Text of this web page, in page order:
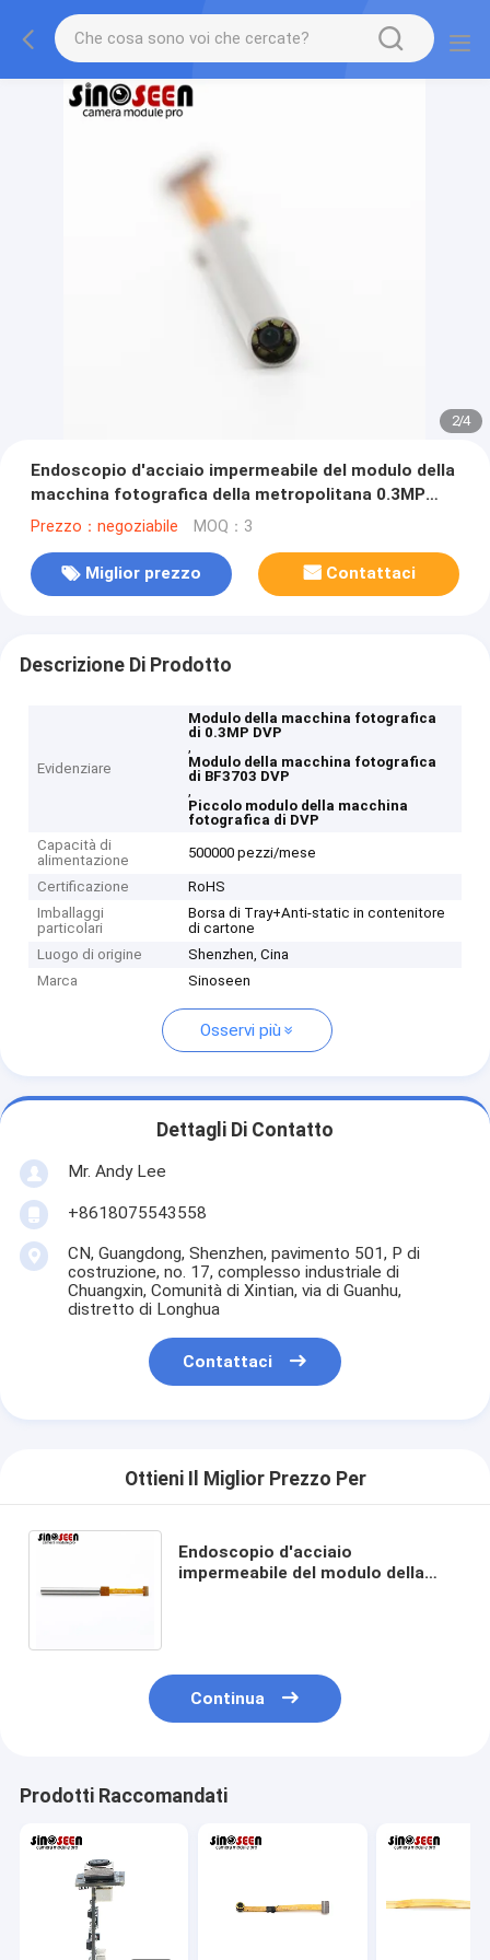
2/4
Endoscopio d'acciaio impermeabile del modulo della
macchina fotografica della metropolitana 0.3MP
DVP con 6 LED
Prezzo：negoziabile MOQ：3
Miglior prezzo Contattaci
Descrizione Di Prodotto
Evidenziare
Modulo della macchina fotografica
di 0.3MP DVP
,
Modulo della macchina fotografica
di BF3703 DVP
,
Piccolo modulo della macchina
fotografica di DVP
Capacità di
alimentazione
500000 pezzi/mese
Certificazione
RoHS
Imballaggi
particolari
Borsa di Tray+Anti-static in contenitore
di cartone
Luogo di origine
Shenzhen, Cina
Marca
Sinoseen
Osservi più
Dettagli Di Contatto
Mr. Andy Lee
+8618075543558
CN, Guangdong, Shenzhen, pavimento 501, P di
costruzione, no. 17, complesso industriale di
Chuangxin, Comunità di Xintian, via di Guanhu,
distretto di Longhua
Contattaci
Ottieni Il Miglior Prezzo Per
Endoscopio d'acciaio
impermeabile del modulo della
Continua
Prodotti Raccomandati